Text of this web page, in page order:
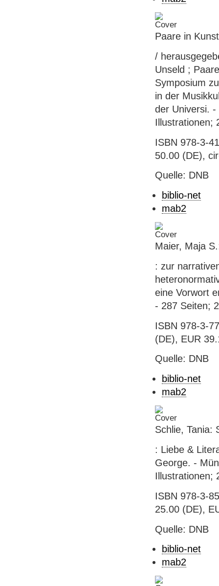
Paare in
/
Unseld ;
Symposium
in der
der Universi.
Illustrationen;
ISBN 978-3-
50.00 (DE),
Quelle: DNB
biblio-net
mab2
Maier, Maja
: zur
eine Vorwort
- 287 Seiten;
ISBN 978-3-
(DE), EUR
Quelle: DNB
biblio-net
mab2
Schlie, Tania:
: Liebe &
George. -
Illustrationen;
ISBN 978-3-
25.00 (DE),
Quelle: DNB
biblio-net
mab2